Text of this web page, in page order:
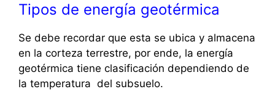
Tipos de energía geotérmica
Se debe recordar que esta se ubica y almacena
en la corteza terrestre, por ende, la energía
geotérmica tiene clasificación dependiendo de
la temperatura del subsuelo.